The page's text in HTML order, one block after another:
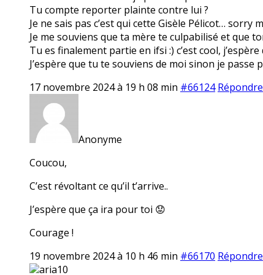
Tu compte reporter plainte contre lui ?
Je ne sais pas c’est qui cette Gisèle Pélicot… sorry
Je me souviens que ta mère te culpabilisé et que
Tu es finalement partie en ifsi :) c’est cool,
J’espère que tu te souviens de moi sinon je passe
17 novembre 2024 à 19 h 08 min #66124 Répondre
Anonyme
Coucou,
C’est révoltant ce qu’il t’arrive..
J’espère que ça ira pour toi 😟
Courage !
19 novembre 2024 à 10 h 46 min #66170 Répondre
aria10